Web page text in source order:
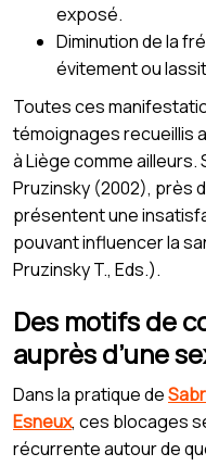
exposé.
Diminution de la
évitement ou
Toutes ces
témoignages recueillis
à Liège comme ailleurs.
Pruzinsky (2002), près
présentent une
pouvant influencer la
Pruzinsky T., Eds.).
Des motifs de
auprès d’une
Dans la pratique de
Esneux, ces blocages
récurrente autour de